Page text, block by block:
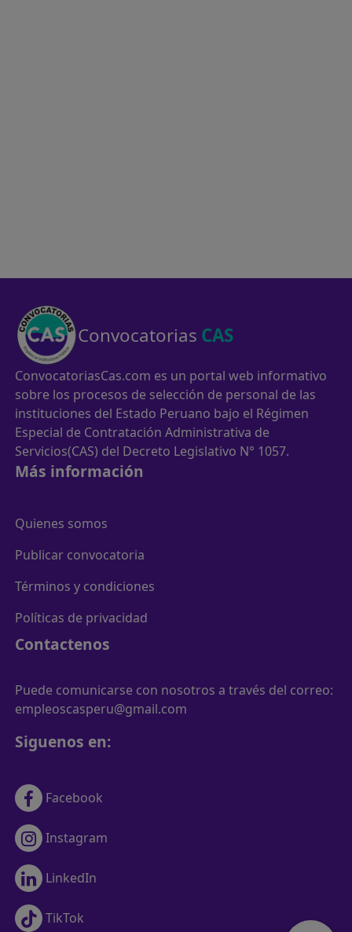
Convocatorias CAS
ConvocatoriasCas.com es un portal web informativo
sobre los procesos de selección de personal de las
instituciones del Estado Peruano bajo el Régimen
Especial de Contratación Administrativa de
Servicios(CAS) del Decreto Legislativo N° 1057.
Más información
Quienes somos
Publicar convocatoria
Términos y condiciones
Políticas de privacidad
Contactenos
Puede comunicarse con nosotros a través del correo:
empleoscasperu@gmail.com
Siguenos en:
Facebook
Instagram
LinkedIn
TikTok